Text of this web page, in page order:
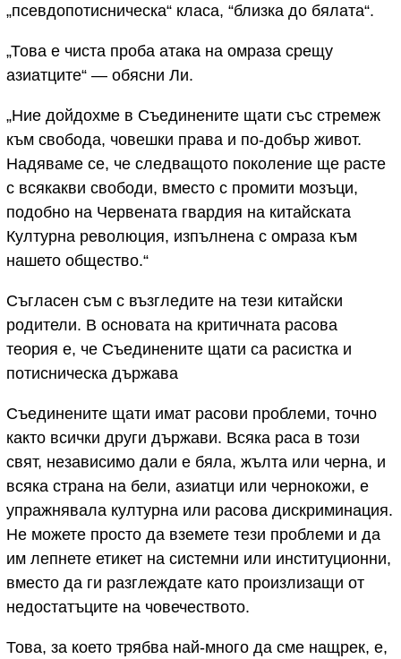
„псевдопотисническа“ класа, “близка до бялата“.
„Това е чиста проба атака на омраза срещу
азиатците“ — обясни Ли.
„Ние дойдохме в Съединените щати със стремеж
към свобода, човешки права и по-добър живот.
Надяваме се, че следващото поколение ще расте
с всякакви свободи, вместо с промити мозъци,
подобно на Червената гвардия на китайската
Културна революция, изпълнена с омраза към
нашето общество.“
Съгласен съм с възгледите на тези китайски
родители. В основата на критичната расова
теория е, че Съединените щати са расистка и
потисническа държава
Съединените щати имат расови проблеми, точно
както всички други държави. Всяка раса в този
свят, независимо дали е бяла, жълта или черна, и
всяка страна на бели, азиатци или чернокожи, е
упражнявала културна или расова дискриминация.
Не можете просто да вземете тези проблеми и да
им лепнете етикет на системни или институционни,
вместо да ги разглеждате като произлизащи от
недостатъците на човечеството.
Това, за което трябва най-много да сме нащрек, е,